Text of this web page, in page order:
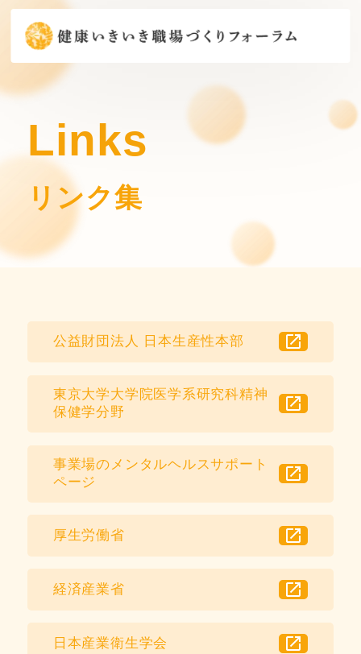
Links
リンク集
公益財団法人 日本生産性本部 open_in_new
東京大学大学院医学系研究科精神
保健学分野
open_in_new
事業場のメンタルヘルスサポート
ページ
open_in_new
厚生労働省 open_in_new
経済産業省 open_in_new
日本産業衛生学会 open_in_new